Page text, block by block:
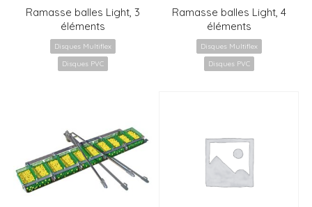
Ramasse balles Light, 3
éléments
Disques Multiflex
Disques PVC
Ramasse balles Light, 4
éléments
Disques Multiflex
Disques PVC